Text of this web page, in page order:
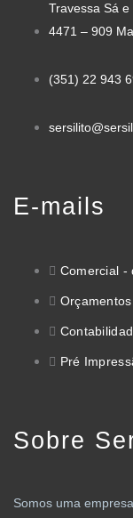
Travessa Sá
4471 – 909
(351) 22 943
E-mails
Comercial -
Pré
Sobre
Somos uma